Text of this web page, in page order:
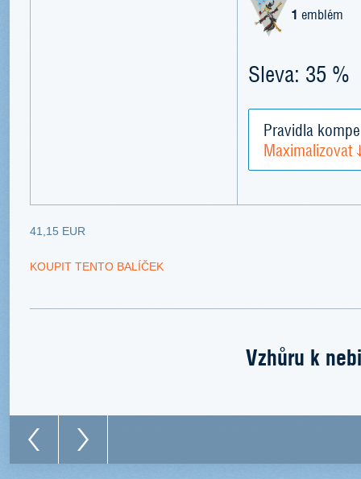
1 emblém
Sleva: 35 %
Pravidla
Maximalizovat
41,15 EUR
KOUPIT TENTO BALÍČEK
Vzhůru k